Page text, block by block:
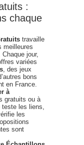
:
chaque
travaille
meilleures
jour,
variées
, des jeux
bons
en France.
à
gratuits ou à
les liens,
les
sont